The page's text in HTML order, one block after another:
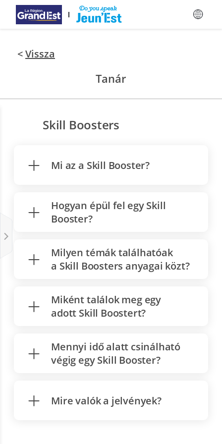
Ugrás a fő tartalomra
<Vissza
Tanár
Skill Boosters
Mi az a Skill Booster?
Hogyan épül fel egy Skill
Booster?
Milyen témák találhatóak
a Skill Boosters anyagai közt?
Miként találok meg egy
adott Skill Boostert?
Mennyi idő alatt csinálható
végig egy Skill Booster?
Mire valók a jelvények?